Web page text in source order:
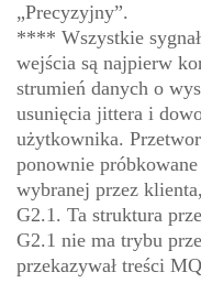
„Precyzyjny”.
**** Wszystkie
wejścia są najpierw
strumień danych o
usunięcia jittera i
użytkownika.
ponownie
wybranej przez
G2.1. Ta struktura
G2.1 nie ma trybu
przekazywał treści